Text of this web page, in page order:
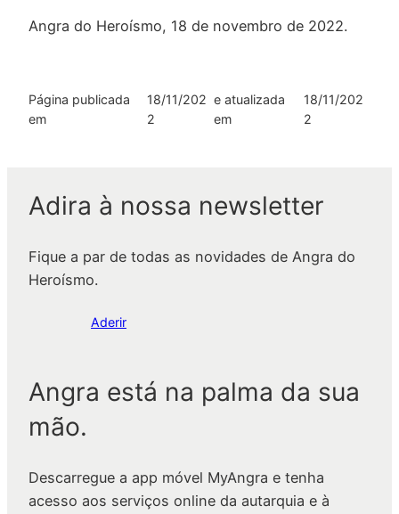
Angra do Heroísmo, 18 de novembro de 2022.
Página publicada
em
18/11/202
2
e atualizada
em
18/11/202
2
Adira à nossa newsletter
Fique a par de todas as novidades de Angra do
Heroísmo.
Aderir
Angra está na palma da sua
mão.
Descarregue a app móvel MyAngra e tenha
acesso aos serviços online da autarquia e à